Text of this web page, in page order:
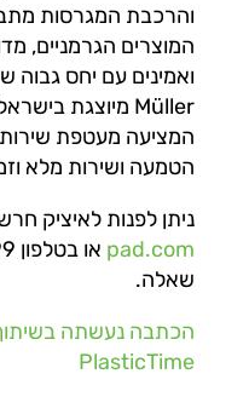
והרכבת המגרסות
המוצרים הגרמניים,
ואמינים עם יחס
המציעה מעטפת שירות
הטמעה ושירות מלא
ניתן לפנות לאיציק
pad.com
שאלה.
הכתבה נעשתה
PlasticTime